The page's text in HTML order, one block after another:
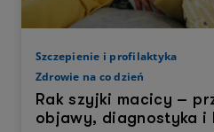
Szczepienie i profilaktyka
Zdrowie na co dzień
Rak szyjki macicy –
objawy, diagnostyka i